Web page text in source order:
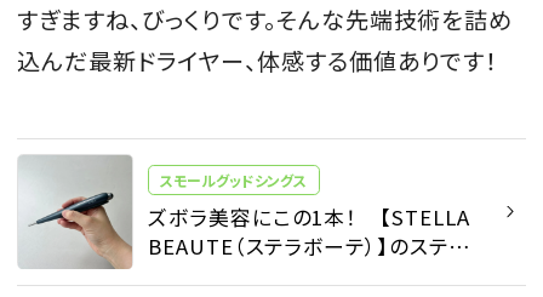
すぎますね、びっくりです。そんな先端技術を詰め
込んだ最新ドライヤー、体感する価値ありです！
スモールグッドシングス
ズボラ美容にこの1本！ 【STELLA
BEAUTE（ステラボーテ）】のスティ